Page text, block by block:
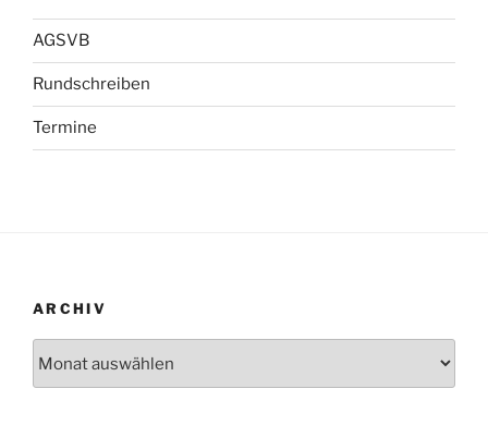
AGSVB
Rundschreiben
Termine
ARCHIV